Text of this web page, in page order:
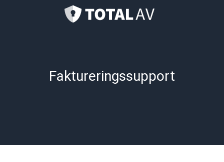
Faktureringssupport